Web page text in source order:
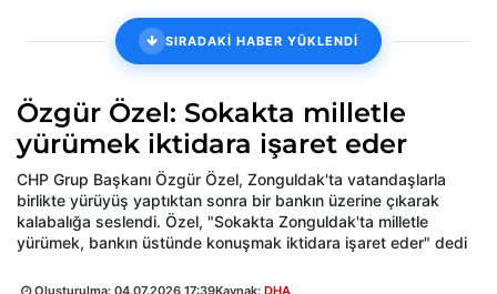
SIRADAKİ HABER YÜKLENDİ
Özgür Özel: Sokakta milletle
yürümek iktidara işaret eder
CHP Grup Başkanı Özgür Özel, Zonguldak'ta vatandaşlarla
birlikte yürüyüş yaptıktan sonra bir bankın üzerine çıkarak
kalabalığa seslendi. Özel, "Sokakta Zonguldak'ta milletle
yürümek, bankın üstünde konuşmak iktidara işaret eder" dedi